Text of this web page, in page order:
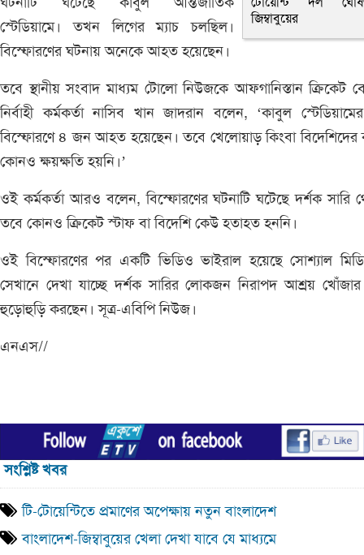
জিম্বাবুয়ের
স্টেডিয়ামে। তখন লিগের ম্যাচ চলছিল।
বিস্ফোরণের ঘটনায় অনেকে আহত হয়েছেন।
তবে স্থানীয় সংবাদ মাধ্যম টোলো নিউজকে আফগানিস্তান ক্রিকেট
নির্বাহী কর্মকর্তা নাসিব খান জাদরান বলেন, ‘কাবুল
বিস্ফোরণে ৪ জন আহত হয়েছেন। তবে খেলোয়াড় কিংবা বিদেশিদের
কোনও ক্ষয়ক্ষতি হয়নি।’
ওই কর্মকর্তা আরও বলেন, বিস্ফোরণের ঘটনাটি ঘটেছে দর্শক সারি
তবে কোনও ক্রিকেট স্টাফ বা বিদেশি কেউ হতাহত হননি।
ওই বিস্ফোরণের পর একটি ভিডিও ভাইরাল হয়েছে সোশ্যাল
সেখানে দেখা যাচ্ছে দর্শক সারির লোকজন নিরাপদ আশ্রয়
হুড়োহুড়ি করছেন। সূত্র-এবিপি নিউজ।
এনএস//
সংশ্লিষ্ট খবর
টি-টোয়েন্টিতে প্রমাণের অপেক্ষায় নতুন বাংলাদেশ
বাংলাদেশ-জিম্বাবুয়ের খেলা দেখা যাবে যে মাধ্যমে